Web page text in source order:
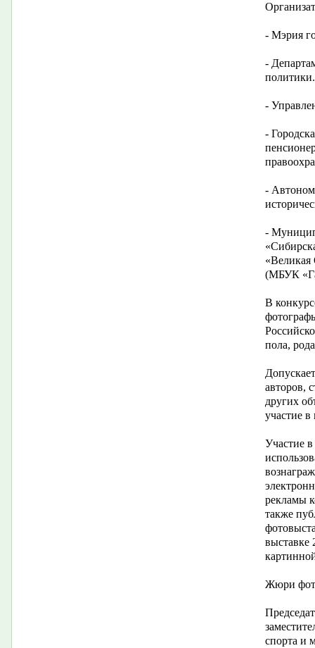
- Мэрия
-
политики.
-
-
-
-
«Великая
(МБУК
В
пола,
авторов,
других
участие
Участие в
рекламы
также
выставке
Жюри
спорта и